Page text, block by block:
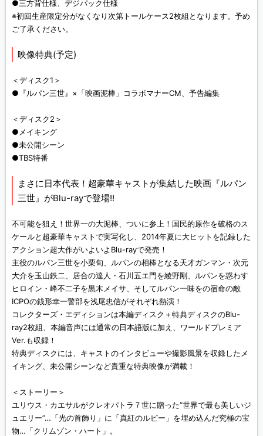
●三方背仕様、デジパック仕様
※初回生産限定分がなくなり次第トールケース2枚組となります。予め
ご了承ください。
映像特典(予定)
＜ディスク1＞
●『ルパン三世』×「映画泥棒」コラボマナーCM、予告編集
＜ディスク2＞
●メイキング
●未公開シーン
●TBS特番
まさに日本代表！超豪華キャストが集結した映画『ルパン
三世』がBlu-rayで登場!!
不可能を狙え！世界一の大泥棒、ついに参上！国民的原作を破格のス
ケールと超豪華キャストで実写化し、2014年夏に大ヒットを記録した
アクション超大作がいよいよBlu-rayで発売！
主役のルパン三世を小栗旬、ルパンの相棒となる天才ガンマン・次元
大介を玉山鉄二、居合の達人・石川五エ門を綾野剛、ルパンを惑わす
ヒロイン・峰不二子を黒木メイサ、そしてルパン一味をの宿命の敵
ICPOの銭形幸一警部を浅尾忠信がそれぞれ熱演！
コレクターズ・エディションは本編ディスク＋特典ディスクのBlu-
ray2枚組、本編音声には通常の日本語版に加え、ワールドプレミア
Ver.も収録！
特典ディスクには、キャストのインタビューや撮影風景を収録したメ
イキング、未公開シーンなど貴重な特典映像が満載！
＜ストーリー＞
ユリウス・カエサルがクレオパトラ７世に贈った“世界で最も美しいジ
ュエリー”…「光の首飾り」に「真紅のルビー」を埋め込んだ究極の宝
物…「クリムゾン・ハート」。